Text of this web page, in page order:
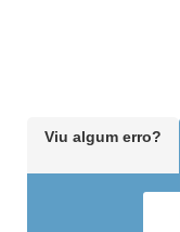
Viu algum erro?